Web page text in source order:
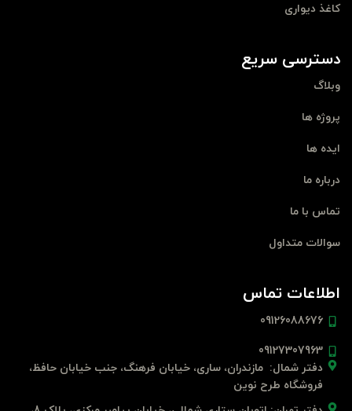
کاغذ دیواری
دسترسی سریع
وبلاگ
پروژه ها
ایده ها
درباره ما
تماس با ما
سوالات متداول
اطلاعات تماس
09126088676
09127307963
دفتر شمال: مازندران، ساری، خیابان فرهنگ، جنب خیابان حافظ،
فروشگاه طرح نوین